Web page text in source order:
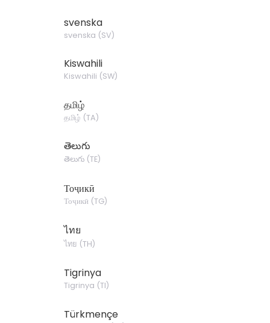
svenska
svenska (SV)
Kiswahili
Kiswahili (SW)
தமிழ்
தமிழ் (TA)
తెలుగు
తెలుగు(TE)
Тоҷикӣ
Тоҷикӣ (TG)
ไทย
ไทย (TH)
Tigrinya
Tigrinya (TI)
Türkmençe